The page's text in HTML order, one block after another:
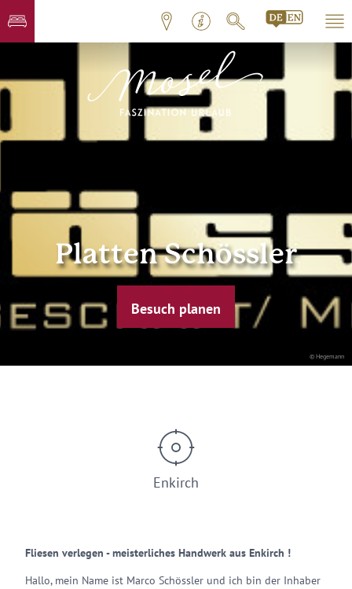
© Hegemann
Platten Schössler
Besuch planen
Enkirch
Fliesen verlegen - meisterliches Handwerk aus Enkirch !
Hallo, mein Name ist Marco Schössler und ich bin der Inhaber